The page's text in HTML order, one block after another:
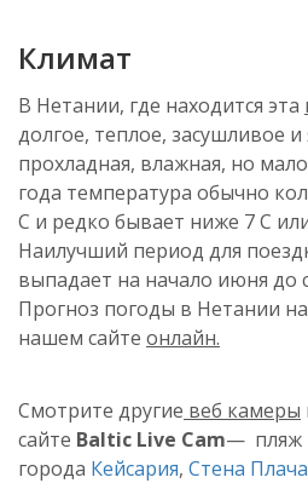
Климат
В Нетании, где находится эта
долгое, теплое, засушливое и
прохладная, влажная, но
года температура обычно
C и редко бывает ниже 7 C
Наилучший период для
выпадает на начало июня до
Прогноз погоды в Нетании
нашем сайте онлайн.
Смотрите другие веб камеры
сайте Baltic Live Cam— пляж
города Кейсария, Стена Плача